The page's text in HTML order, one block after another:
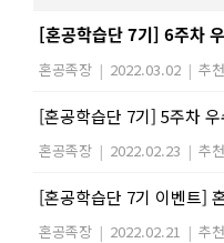
[혼공학습단 7기] 6주차
혼공족장 | 2022.03.02 | 추
[혼공학습단 7기] 5주차
혼공족장 | 2022.02.23 | 추
[혼공학습단 7기 이벤트]
혼공족장 | 2022.02.21 | 추